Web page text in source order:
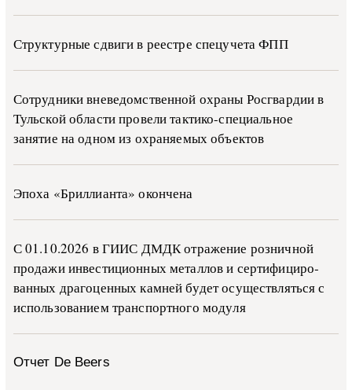
Структурные сдвиги в реестре спецучета ФПП
Сотрудники вневедомственной охраны Росгвардии в
Тульской области провели тактико-специальное
занятие на одном из охраняемых объектов
Эпоха «Бриллианта» окончена
С 01.10.2026 в ГИИС ДМДК от­ра­же­ние роз­ни­ч­ной
про­да­жи ин­ве­сти­ци­он­ных ме­тал­лов и сер­ти­фи­ци­ро­
ван­ных дра­го­цен­ных ка­м­ней бу­дет осу­ще­ств­лять­ся с
ис­поль­зо­ва­ни­ем тран­с­пор­т­но­го мо­ду­ля
Отчет De Beers